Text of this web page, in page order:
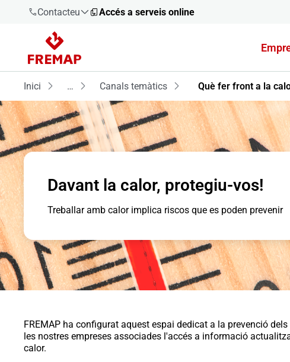
Contacteu
900 61 00
61
+34 91
919 61 61
900 61 00
Accés a serveis online
Inici … Canals temàtics Què fer front a la
Davant la calor, protegiu-vos!
Treballar amb calor implica riscos que es poden prevenir
FREMAP ha configurat aquest espai dedicat a la prevenció
les nostres empreses associades l'accés a informació
calor.